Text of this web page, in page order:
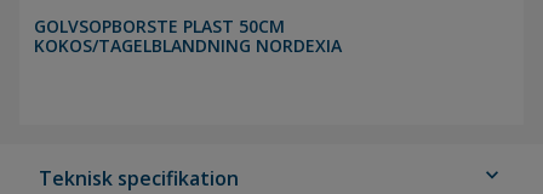
GOLVSOPBORSTE PLAST 50CM
KOKOS/TAGELBLANDNING NORDEXIA
Teknisk specifikation expand_more